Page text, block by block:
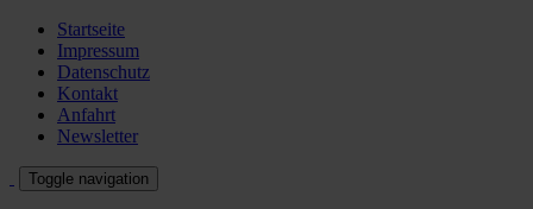
Startseite
Impressum
Datenschutz
Kontakt
Anfahrt
Newsletter
Toggle navigation